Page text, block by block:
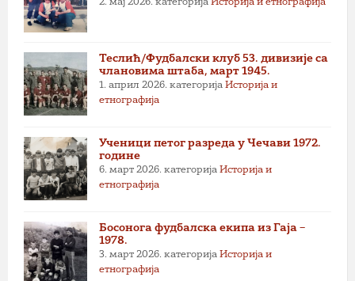
2. мај 2026. категорија Историја и етнографија
Теслић/Фудбалски клуб 53. дивизије са
члановима штаба, март 1945.
1. април 2026. категорија Историја и
етнографија
Ученици петог разреда у Чечави 1972.
године
6. март 2026. категорија Историја и
етнографија
Босонога фудбалска екипа из Гаја –
1978.
3. март 2026. категорија Историја и
етнографија